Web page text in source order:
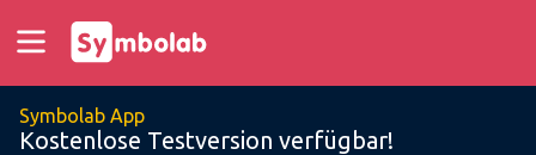
Symbolab App
Kostenlose Testversion verfügbar!